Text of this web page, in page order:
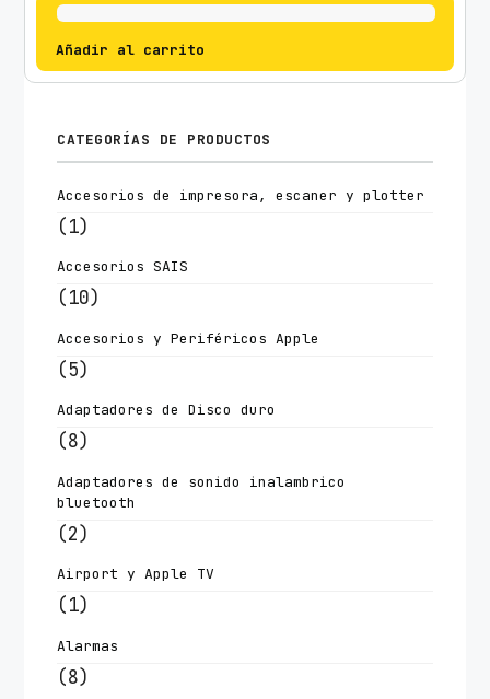
Añadir al carrito
CATEGORÍAS DE PRODUCTOS
Accesorios de impresora, escaner y plotter
(1)
Accesorios SAIS
(10)
Accesorios y Periféricos Apple
(5)
Adaptadores de Disco duro
(8)
Adaptadores de sonido inalambrico
bluetooth
(2)
Airport y Apple TV
(1)
Alarmas
(8)